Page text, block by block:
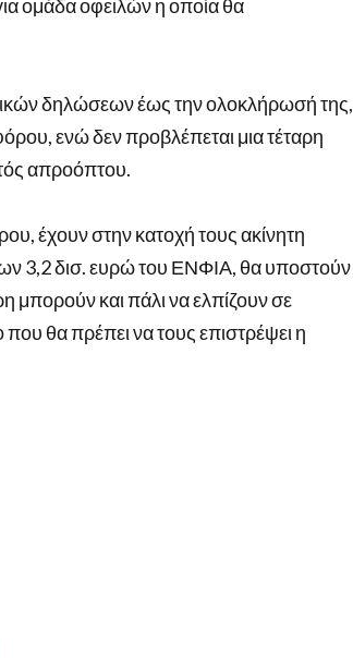
ομάδα οφειλών η οποία θα
δηλώσεων έως την ολοκλήρωσή της,
ενώ δεν προβλέπεται μια τέταρη
απροόπτου.
έχουν στην κατοχή τους ακίνητη
3,2 δισ. ευρώ του ΕΝΦΙΑ, θα υποστούν
και πάλι να ελπίζουν σε
θα πρέπει να τους επιστρέψει η